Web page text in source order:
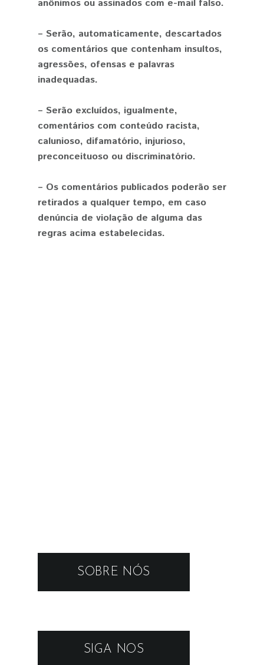
anônimos ou assinados com e-mail falso.
– Serão, automaticamente, descartados
os comentários que contenham insultos,
agressões, ofensas e palavras
inadequadas.
– Serão excluídos, igualmente,
comentários com conteúdo racista,
calunioso, difamatório, injurioso,
preconceituoso ou discriminatório.
– Os comentários publicados poderão ser
retirados a qualquer tempo, em caso
denúncia de violação de alguma das
regras acima estabelecidas.
SOBRE NÓS
SIGA NOS